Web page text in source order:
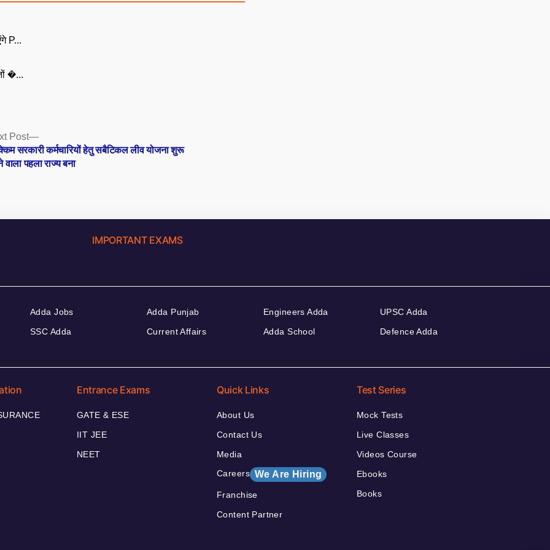
P...
�...
Post
Next
post:
सरकारी कर्मचारियों हेतु सबैटिकल लीव योजना शुरू
पहला राज्य बना
IMPORTANT EXAMS
Adda Jobs
SSC Adda
Adda Punjab
Current Affairs
Engineers Adda
Adda School
UPSC Adda
Defence Adda
Entrance Exams
GATE & ESE
IIT JEE
NEET
Quick Links
About Us
Contact Us
Media
Careers We Are Hiring
Franchise
Content Partner
Test Series
Mock Tests
Live Classes
Videos Course
Ebooks
Books